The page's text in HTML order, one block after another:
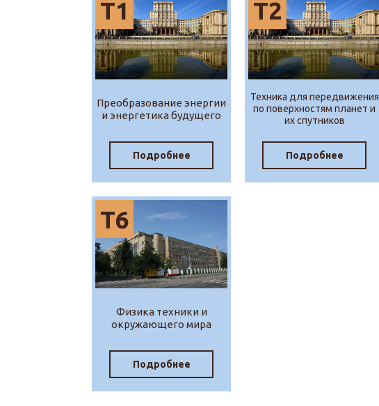
Преобразование энергии
и энергетика будущего
Подробнее
Т1
Техника для передвижения
по поверхностям планет и
их спутников
Подробнее
Т2
Физика техники и
окружающего мира
Подробнее
Т6